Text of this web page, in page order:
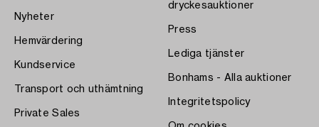
Nyheter
Hemvärdering
Kundservice
Transport och uthämtning
Private Sales
dryckesauktioner
Press
Lediga tjänster
Bonhams - Alla auktioner
Integritetspolicy